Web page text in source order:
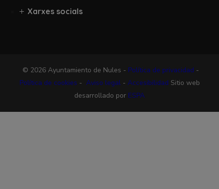
Xarxes socials
© 2026 Ayuntamiento de Nules - Política de privacidad -
Política de cookies - Aviso legal- Accesibilidad Sitio web
desarrollado por ESPA